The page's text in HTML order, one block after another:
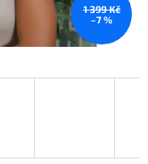
1 399 Kč
–7 %